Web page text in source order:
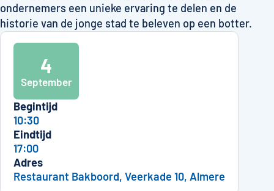
ondernemers een unieke ervaring te delen en de
historie van de jonge stad te beleven op een botter.
4
September
Begintijd
10:30
Eindtijd
17:00
Adres
Restaurant Bakboord, Veerkade 10, Almere